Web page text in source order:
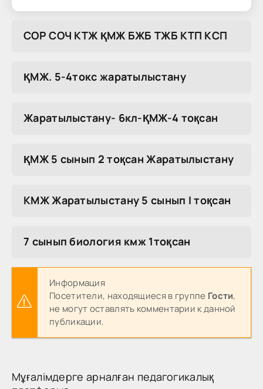
COP COЧ KTЖ ҚMЖ БЖБ TЖБ KTП KCП
ҚМЖ. 5-4токс жаратылыстану
Жаратылыстану- 6кл-ҚМЖ-4 тоқсан
ҚМЖ 5 сынып 2 тоқсан Жаратылыстану
КМЖ Жаратылыстану 5 сынып I тоқсан
7 сынып биология кмж 1тоқсан
Информация
Посетители, находящиеся в группе Гости,
не могут оставлять комментарии к данной
публикации.
Мұғалімдерге арналған педагогикалық